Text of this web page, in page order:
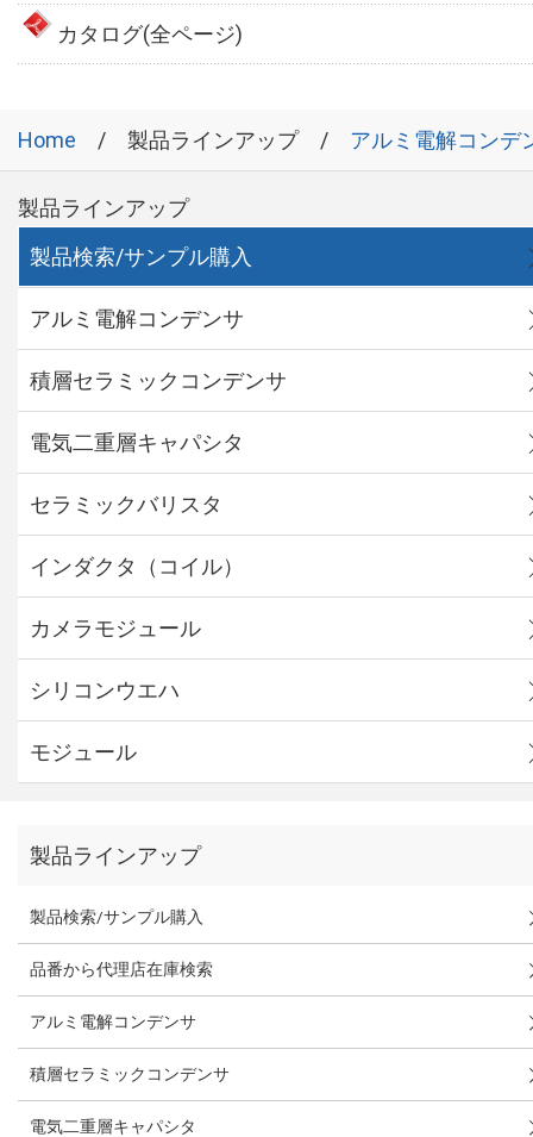
カタログ(全ページ)
Home 製品ラインアップ アルミ電解コンデ
製品ラインアップ
製品検索/サンプル購入
アルミ電解コンデンサ
積層セラミックコンデンサ
電気二重層キャパシタ
セラミックバリスタ
インダクタ（コイル）
カメラモジュール
シリコンウエハ
モジュール
製品ラインアップ
製品検索/サンプル購入
品番から代理店在庫検索
アルミ電解コンデンサ
積層セラミックコンデンサ
電気二重層キャパシタ